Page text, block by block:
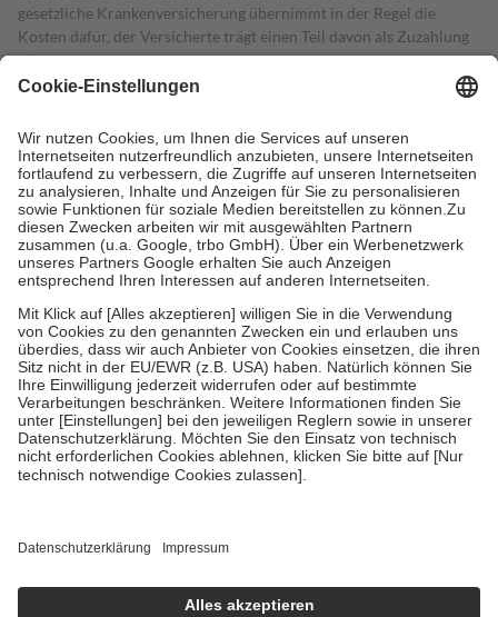
gesetzliche Krankenversicherung übernimmt in der Regel die
Kosten dafür, der Versicherte trägt einen Teil davon als Zuzahlung
mit.
Grundsätzlich leisten Mitglieder Zuzahlungen in Höhe von zehn
höchstens zehn Euro.
Es sind jedoch nie mehr als die tatsächlichen
Kosten der Leistung zu entrichten.
Diese Regeln gelten grundsätzlich auch für Online-Apotheken.
Bei Heilmitteln und häuslicher Krankenpflege beträgt die
Zuzahlung zehn Prozent der Kosten sowie zehn Euro je
Verordnung.
Um das Engagement der Versicherten für ihre eigene Gesundheit zu
stärken und die besondere Stellung der Familie zu unterstützen,
fallenkeine Zuzahlungenan bei:
• Kindern und Jugendlichen bis zum vollendeten 18. Lebensjahr
mit Ausnahme der Fahrkosten
• Untersuchungen zur Vorsorge und Früherkennung, die von der
GKV getragen werden
• empfohlenen Schutzimpfungen
• Harn- und Blutteststreifen
getroffen, um sicherzustellen, dass es sich um echte Bewertungen
https://help.etrusted.com/hc/de/articles/4419944605341